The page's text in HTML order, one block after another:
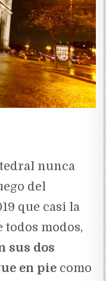
nunca
del
que casi la
todos modos,
sus dos
en pie como